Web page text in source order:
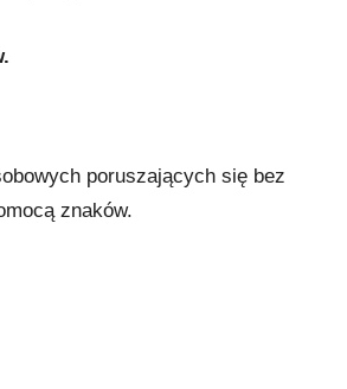
poruszających się bez
znaków.